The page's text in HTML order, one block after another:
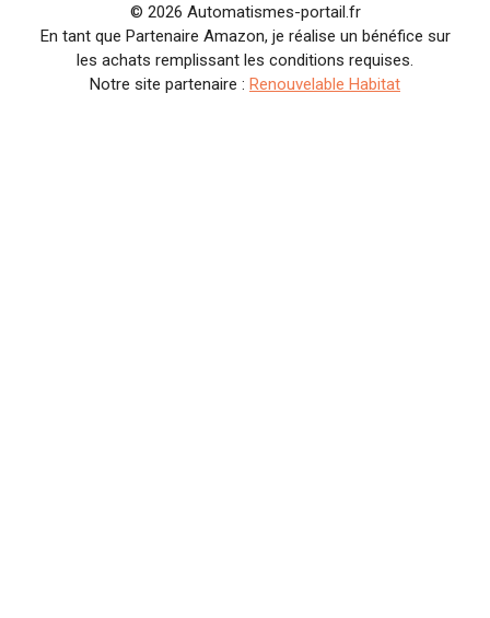
© 2026 Automatismes-portail.fr
En tant que Partenaire Amazon, je réalise un bénéfice sur
les achats remplissant les conditions requises.
Notre site partenaire : Renouvelable Habitat